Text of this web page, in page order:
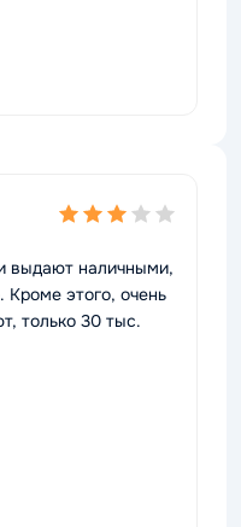
выдают наличными,
Кроме этого, очень
только 30 тыс.